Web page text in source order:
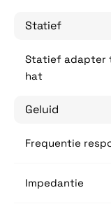
Statief
Statief adapter
hat
Geluid
Frequentie
Impedantie